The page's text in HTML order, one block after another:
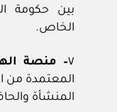
بين حكومة
الخاص.
٧– منصة
المعتمدة من
المنشأة